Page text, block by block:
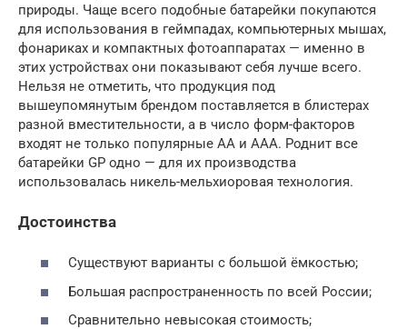
природы. Чаще всего подобные батарейки покупаются
для использования в геймпадах, компьютерных мышах,
фонариках и компактных фотоаппаратах — именно в
этих устройствах они показывают себя лучше всего.
Нельзя не отметить, что продукция под
вышеупомянутым брендом поставляется в блистерах
разной вместительности, а в число форм-факторов
входят не только популярные AA и AAA. Роднит все
батарейки GP одно — для их производства
использовалась никель-мельхиоровая технология.
Достоинства
Существуют варианты с большой ёмкостью;
Большая распространенность по всей России;
Сравнительно невысокая стоимость;